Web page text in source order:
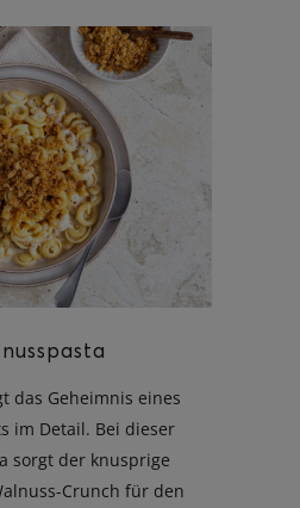
das Geheimnis eines
im Detail. Bei dieser
sorgt der knusprige
Crunch für den